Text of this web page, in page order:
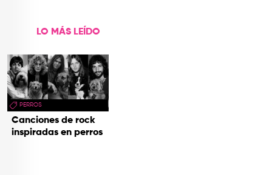
LO MÁS LEÍDO
PERROS
Canciones de rock
inspiradas en perros